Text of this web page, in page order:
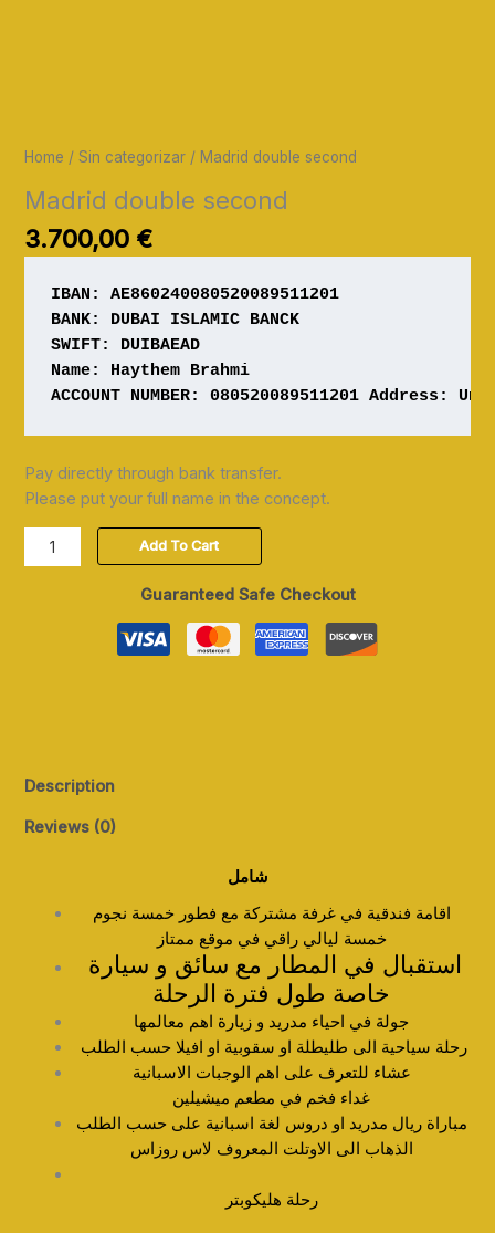
Home /Sin categorizar / Madrid double second
Madrid double second
3.700,00 €
IBAN: AE860240080520089511201
BANK: DUBAI ISLAMIC BANCK
SWIFT: DUIBAEAD
Name: Haythem Brahmi
ACCOUNT NUMBER: 080520089511201
Pay directly through bank transfer.
Please put your full name in the concept.
Add To Cart
Guaranteed Safe Checkout
Description
Reviews (0)
شامل
اقامة فندقية في غرفة مشتركة مع فطور خمسة نجوم
خمسة ليالي راقي في موقع ممتاز
استقبال في المطار مع سائق و سيارة
خاصة طول فترة الرحلة
جولة في احياء مدريد و زيارة اهم معالمها
رحلة سياحية الى طليطلة او سقوبية او افيلا حسب الطلب
عشاء للتعرف على اهم الوجبات الاسبانية
غداء فخم في مطعم ميشيلين
مباراة ريال مدريد او دروس لغة اسبانية على حسب الطلب
الذهاب الى الاوتلت المعروف لاس روزاس
رحلة هليكوبتر